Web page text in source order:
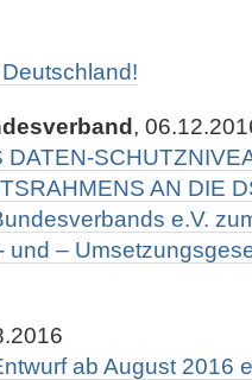
,
AN DIE
e.V.
–
ab August 2016